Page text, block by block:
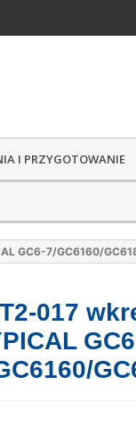
I PRZYGOTOWANIE
GC6-7/GC6160/
017